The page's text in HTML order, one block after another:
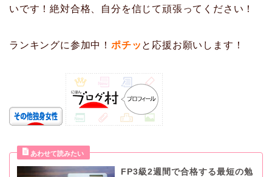
いです！絶対合格、自分を信じて頑張ってください！
ランキングに参加中！ ポチッ と応援お願いします！
FP3級2週間で合格する最短の勉